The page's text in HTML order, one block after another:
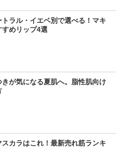
ラル・イエベ別で選べる！マキ
めリップ4選
きが気になる夏肌へ。脂性肌向け
カラはこれ！最新売れ筋ランキ